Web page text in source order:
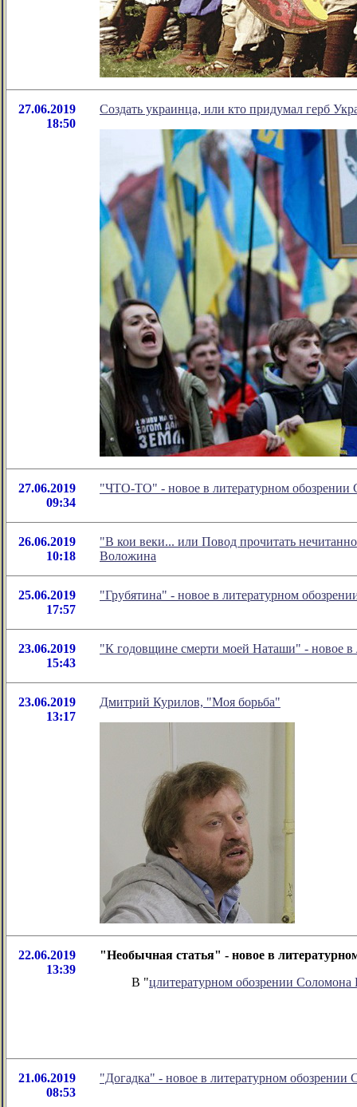
27.06.2019
18:50
Создать украинца, или кто придумал герб
27.06.2019
09:34
"ЧТО-ТО" - новое в литературном обозрении
26.06.2019
10:18
"В кои веки... или Повод прочитать
Воложина
25.06.2019
17:57
"Грубятина" - новое в литературном
23.06.2019
15:43
"К годовщине смерти моей Наташи" - новое
23.06.2019
13:17
Дмитрий Курилов, "Моя борьба"
22.06.2019
13:39
"Необычная статья" - новое в
В "цлитературном обозрении
21.06.2019
08:53
"Догадка" - новое в литературном